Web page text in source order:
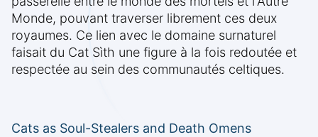
Monde, pouvant traverser librement ces deux
royaumes. Ce lien avec le domaine surnaturel
faisait du Cat Sìth une figure à la fois redoutée et
respectée au sein des communautés celtiques.
Cats as Soul-Stealers and Death Omens